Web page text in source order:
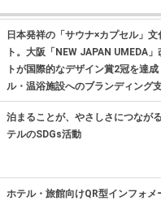
日本発祥の「サウナ×カプセル」
ト。大阪「NEW JAPAN UMEDA
トが国際的なデザイン賞2冠を達
ル・温浴施設へのブランディング
泊まることが、やさしさにつなが
テルのSDGs活動
ホテル・旅館向けQR型インフォメ